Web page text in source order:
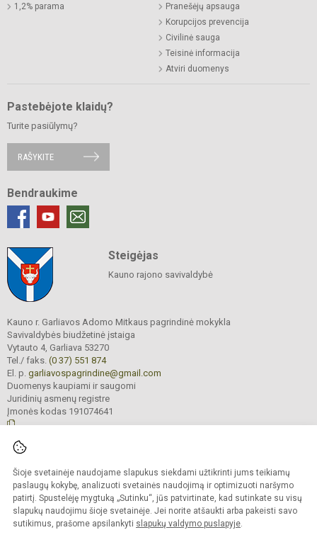
Šioje svetainėje naudojame slapukus siekdami užtikrinti jums teikiamų
paslaugų kokybę, analizuoti svetainės naudojimą ir optimizuoti naršymo
patirtį. Spustelėję mygtuką „Sutinku“, jūs patvirtinate, kad sutinkate su visų
slapukų naudojimu šioje svetainėje. Jei norite atšaukti arba pakeisti savo
sutikimus, prašome apsilankyti slapukų valdymo puslapyje.
1,2% parama
Pranešėjų apsauga
Korupcijos prevencija
Civilinė sauga
Teisinė informacija
Atviri duomenys
Pastebėjote klaidų?
Turite pasiūlymų?
RAŠYKITE
Bendraukime
Steigėjas
Kauno rajono savivaldybė
Kauno r. Garliavos Adomo Mitkaus pagrindinė mokykla
Savivaldybės biudžetinė įstaiga
Vytauto 4, Garliava 53270
Tel./ faks. (0 37) 551 874
El. p. garliavospagrindine@gmail.com
Duomenys kaupiami ir saugomi
Juridinių asmenų registre
Įmonės kodas 191074641
saugomos.
Kopijuoti turinį be raštiško įstaigos administracijos sutikimo griežtai draudžiama
Prieinamumo paraiška Slapukų valdymas
Sumanus būdas atnaujinti